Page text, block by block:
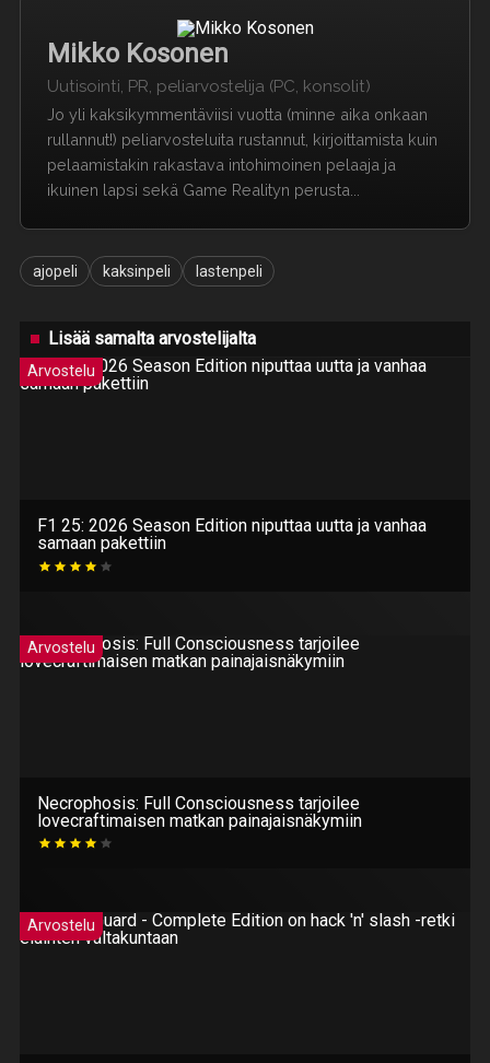
Mikko Kosonen
Uutisointi, PR, peliarvostelija (PC, konsolit)
Jo yli kaksikymmentäviisi vuotta (minne aika onkaan
rullannut!) peliarvosteluita rustannut, kirjoittamista kuin
pelaamistakin rakastava intohimoinen pelaaja ja
ikuinen lapsi sekä Game Realityn perusta...
ajopeli kaksinpeli lastenpeli
Lisää samalta arvostelijalta
Arvostelu
F1 25: 2026 Season Edition niputtaa uutta ja vanhaa
samaan pakettiin
Arvostelu
Necrophosis: Full Consciousness tarjoilee
lovecraftimaisen matkan painajaisnäkymiin
Arvostelu